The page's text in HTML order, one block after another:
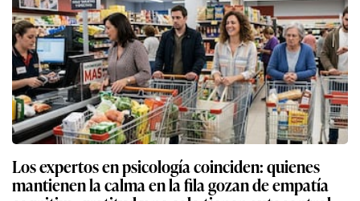
Los expertos en psicología coinciden: quienes
mantienen la calma en la fila gozan de empatía